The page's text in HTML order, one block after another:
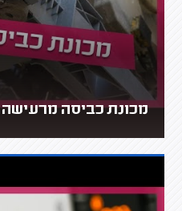
מכונת כביסה מרעישה